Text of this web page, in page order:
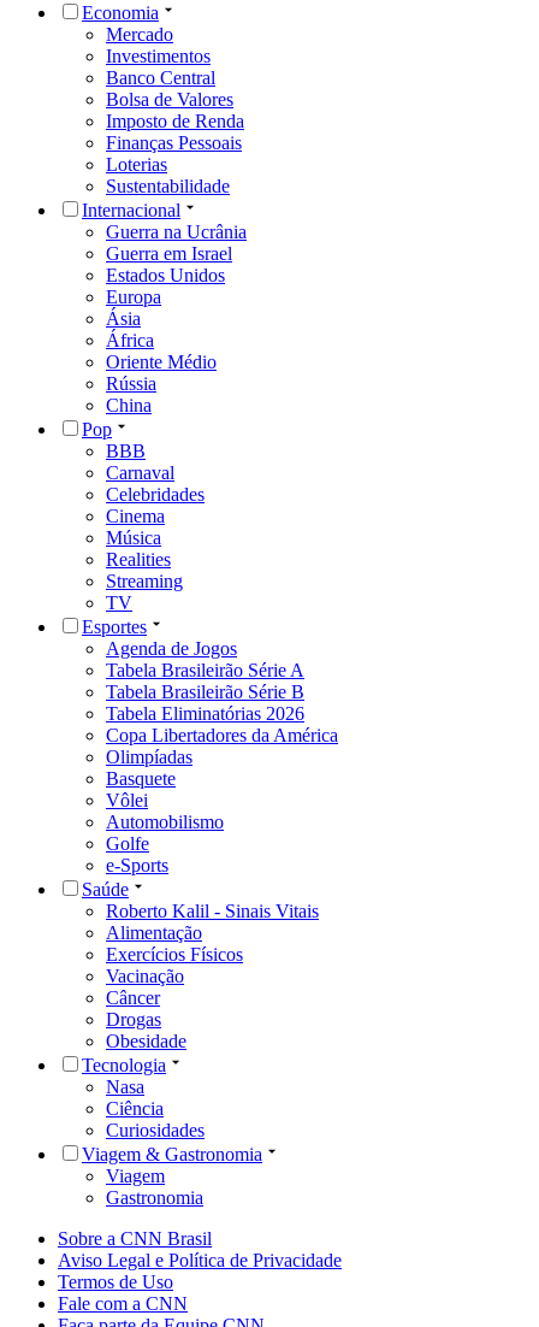
Economia
Mercado
Investimentos
Banco Central
Bolsa de Valores
Imposto de Renda
Finanças Pessoais
Loterias
Sustentabilidade
Internacional
Guerra na Ucrânia
Guerra em Israel
Estados Unidos
Europa
Ásia
África
Oriente Médio
Rússia
China
Pop
BBB
Carnaval
Celebridades
Cinema
Música
Realities
Streaming
TV
Esportes
Agenda de Jogos
Tabela Brasileirão Série A
Tabela Brasileirão Série B
Tabela Eliminatórias 2026
Copa Libertadores da América
Olimpíadas
Basquete
Vôlei
Automobilismo
Golfe
e-Sports
Saúde
Roberto Kalil - Sinais Vitais
Alimentação
Exercícios Físicos
Vacinação
Câncer
Drogas
Obesidade
Tecnologia
Nasa
Ciência
Curiosidades
Viagem & Gastronomia
Viagem
Gastronomia
Sobre a CNN Brasil
Aviso Legal e Política de Privacidade
Termos de Uso
Fale com a CNN